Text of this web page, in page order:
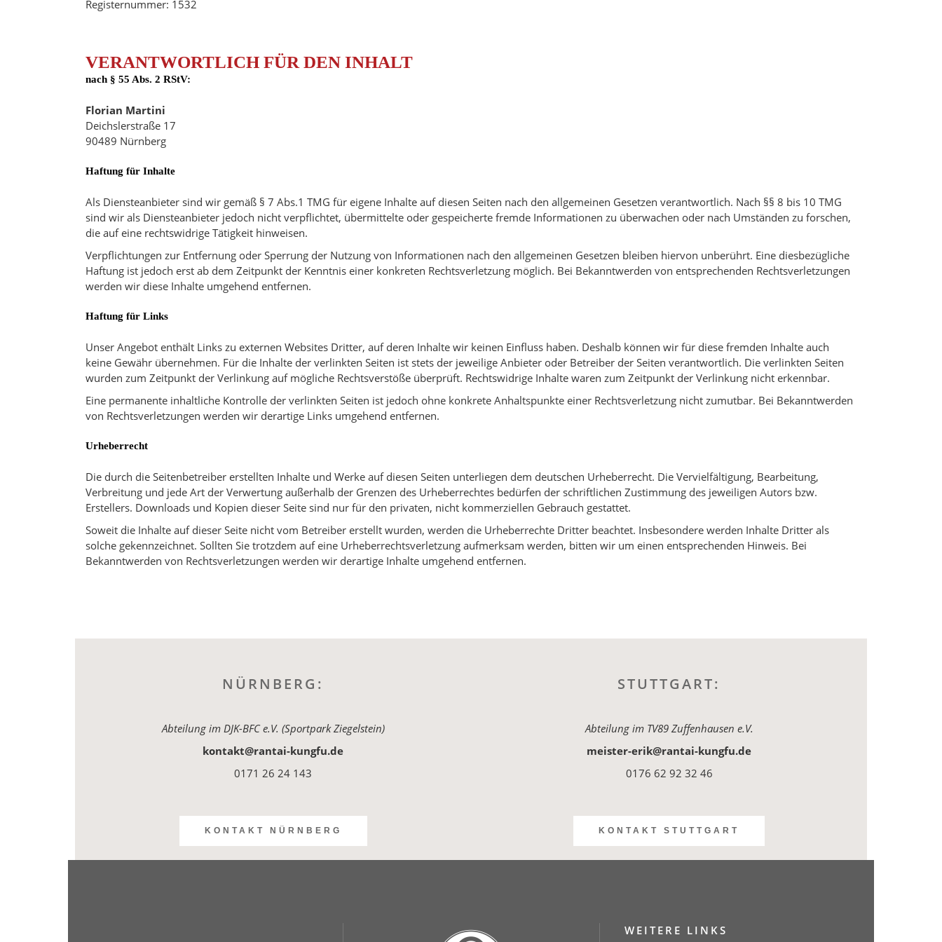
Registernummer: 1532
VERANTWORTLICH FÜR DEN INHALT
nach § 55 Abs. 2 RStV:
Florian Martini
Deichslerstraße 17
90489 Nürnberg
Haftung für Inhalte
Als Diensteanbieter sind wir gemäß § 7 Abs.1 TMG für eigene Inhalte auf diesen Seiten nach den allgemeinen Gesetzen verantwortlich. Nach §§ 8 bis 10 TMG
sind wir als Diensteanbieter jedoch nicht verpflichtet, übermittelte oder gespeicherte fremde Informationen zu überwachen oder nach Umständen zu forschen,
die auf eine rechtswidrige Tätigkeit hinweisen.
Verpflichtungen zur Entfernung oder Sperrung der Nutzung von Informationen nach den allgemeinen Gesetzen bleiben hiervon unberührt. Eine diesbezügliche
Haftung ist jedoch erst ab dem Zeitpunkt der Kenntnis einer konkreten Rechtsverletzung möglich. Bei Bekanntwerden von entsprechenden Rechtsverletzungen
werden wir diese Inhalte umgehend entfernen.
Haftung für Links
Unser Angebot enthält Links zu externen Websites Dritter, auf deren Inhalte wir keinen Einfluss haben. Deshalb können wir für diese fremden Inhalte auch
keine Gewähr übernehmen. Für die Inhalte der verlinkten Seiten ist stets der jeweilige Anbieter oder Betreiber der Seiten verantwortlich. Die verlinkten Seiten
wurden zum Zeitpunkt der Verlinkung auf mögliche Rechtsverstöße überprüft. Rechtswidrige Inhalte waren zum Zeitpunkt der Verlinkung nicht erkennbar.
Eine permanente inhaltliche Kontrolle der verlinkten Seiten ist jedoch ohne konkrete Anhaltspunkte einer Rechtsverletzung nicht zumutbar. Bei Bekanntwerden
von Rechtsverletzungen werden wir derartige Links umgehend entfernen.
Urheberrecht
Die durch die Seitenbetreiber erstellten Inhalte und Werke auf diesen Seiten unterliegen dem deutschen Urheberrecht. Die Vervielfältigung, Bearbeitung,
Verbreitung und jede Art der Verwertung außerhalb der Grenzen des Urheberrechtes bedürfen der schriftlichen Zustimmung des jeweiligen Autors bzw.
Erstellers. Downloads und Kopien dieser Seite sind nur für den privaten, nicht kommerziellen Gebrauch gestattet.
Soweit die Inhalte auf dieser Seite nicht vom Betreiber erstellt wurden, werden die Urheberrechte Dritter beachtet. Insbesondere werden Inhalte Dritter als
solche gekennzeichnet. Sollten Sie trotzdem auf eine Urheberrechtsverletzung aufmerksam werden, bitten wir um einen entsprechenden Hinweis. Bei
Bekanntwerden von Rechtsverletzungen werden wir derartige Inhalte umgehend entfernen.
NÜRNBERG:
Abteilung im DJK-BFC e.V. (Sportpark Ziegelstein)
kontakt@rantai-kungfu.de
0171 26 24 143
KONTAKT NÜRNBERG
STUTTGART:
Abteilung im TV89 Zuffenhausen e.V.
meister-erik@rantai-kungfu.de
0176 62 92 32 46
KONTAKT STUTTGART
WEITERE LINKS